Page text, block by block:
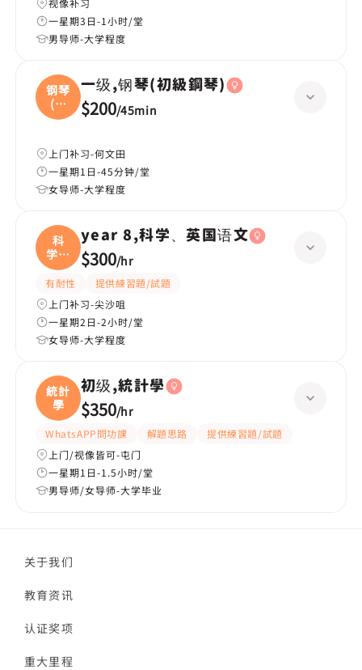
视像补习
一星期3日-1小时/堂
男导师-大学程度
钢琴
(初
級
一级,钢琴(初級鋼琴)
$200/45min
上门补习-何文田
一星期1日-45分钟/堂
女导师-大学程度
科
学、
英国
year 8,科学、英国语文
$300/hr
有耐性
提供練習題/試題
上门补习-尖沙咀
一星期2日-2小时/堂
女导师-大学程度
統計
學
初级,統計學
$350/hr
WhatsAPP問功課 解題思路
提供練習題/試題
上门/视像皆可-屯门
一星期1日-1.5小时/堂
男导师/女导师-大学毕业
关于我们
教育资讯
认证奖项
重大里程